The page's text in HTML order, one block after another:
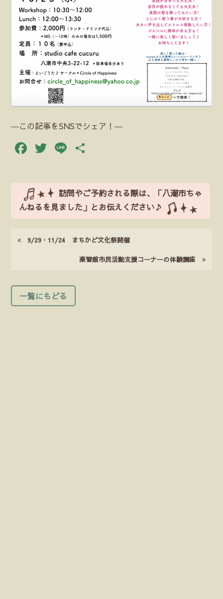
―この記事をSNSでシェア！―
Facebook
Twitter
Line
訪問やご予約される際は、「八潮市ちゃ
んねるを見ました」とお伝えください♪
9/29・11/24 まちかど文化祭開催
楽習館市民活動支援コーナーの体験講座
一覧にもどる